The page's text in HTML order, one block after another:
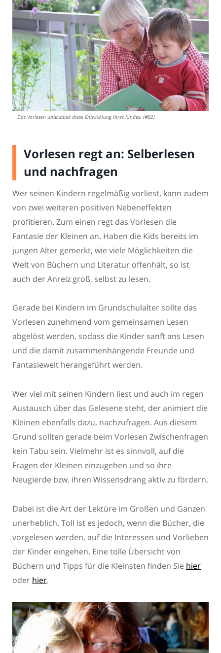
Das Vorlesen unterstützt diese Entwicklung Ihres Kindes. (#02)
Vorlesen regt an: Selberlesen
und nachfragen
Wer seinen Kindern regelmäßig vorliest, kann zudem
von zwei weiteren positiven Nebeneffekten
profitieren. Zum einen regt das Vorlesen die
Fantasie der Kleinen an. Haben die Kids bereits im
jungen Alter gemerkt, wie viele Möglichkeiten die
Welt von Büchern und Literatur offenhält, so ist
auch der Anreiz groß, selbst zu lesen.
Gerade bei Kindern im Grundschulalter sollte das
Vorlesen zunehmend vom gemeinsamen Lesen
abgelöst werden, sodass die Kinder sanft ans Lesen
und die damit zusammenhängende Freunde und
Fantasiewelt herangeführt werden.
Wer viel mit seinen Kindern liest und auch im regen
Austausch über das Gelesene steht, der animiert die
Kleinen ebenfalls dazu, nachzufragen. Aus diesem
Grund sollten gerade beim Vorlesen Zwischenfragen
kein Tabu sein. Vielmehr ist es sinnvoll, auf die
Fragen der Kleinen einzugehen und so ihre
Neugierde bzw. ihren Wissensdrang aktiv zu fördern.
Dabei ist die Art der Lektüre im Großen und Ganzen
unerheblich. Toll ist es jedoch, wenn die Bücher, die
vorgelesen werden, auf die Interessen und Vorlieben
der Kinder eingehen. Eine tolle Übersicht von
Büchern und Tipps für die Kleinsten finden Sie hier
oder hier.